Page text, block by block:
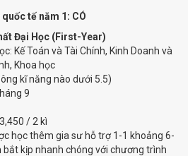
tế năm 1: CÓ
Đại Học (First-Year)
Kế Toán và Tài Chính, Kinh Doanh và
Khoa học
kĩ năng nào dưới 5.5)
9
/ 2 kì
học thêm gia sư hỗ trợ 1-1 khoảng 6-
kịp nhanh chóng với chương trình